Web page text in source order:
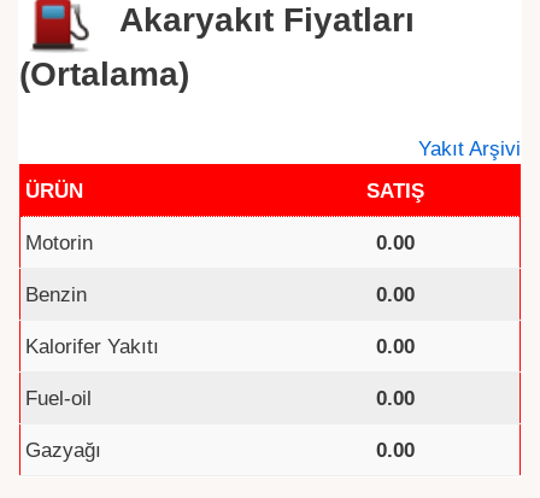
Akaryakıt Fiyatları
(Ortalama)
Yakıt Arşivi
ÜRÜN
SATIŞ
Motorin 0.00
Benzin 0.00
Kalorifer Yakıtı 0.00
Fuel-oil 0.00
Gazyağı 0.00